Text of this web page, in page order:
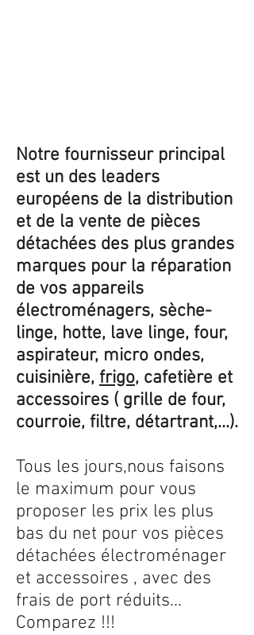
Notre fournisseur principal
est un des leaders
européens de la distribution
et de la vente de pièces
détachées des plus grandes
marques pour la réparation
de vos appareils
électroménagers, sèche-
linge, hotte, lave linge, four,
aspirateur, micro ondes,
cuisinière, frigo, cafetière et
accessoires ( grille de four,
courroie, filtre, détartrant,...).
Tous les jours,nous faisons
le maximum pour vous
proposer les prix les plus
bas du net pour vos pièces
détachées électroménager
et accessoires , avec des
frais de port réduits...
Comparez !!!